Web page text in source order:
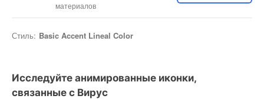
материалов
Стиль: Basic Accent Lineal Color
Исследуйте анимированные иконки,
связанные с Вирус